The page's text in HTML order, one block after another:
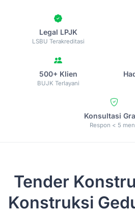
Legal LPJK
LSBU Terakreditasi
500+ Klien
BUJK Terlayani
Konsultasi
Respon < 5
Tender
Konstruksi